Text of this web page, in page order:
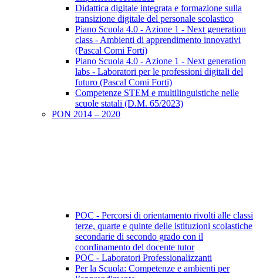
Didattica digitale integrata e formazione sulla
transizione digitale del personale scolastico
Piano Scuola 4.0 - Azione 1 - Next generation
class - Ambienti di apprendimento innovativi
(Pascal Comi Forti)
Piano Scuola 4.0 - Azione 1 - Next generation
labs - Laboratori per le professioni digitali del
futuro (Pascal Comi Forti)
Competenze STEM e multilinguistiche nelle
scuole statali (D.M. 65/2023)
PON 2014 – 2020
POC - Percorsi di orientamento rivolti alle classi
terze, quarte e quinte delle istituzioni scolastiche
secondarie di secondo grado con il
coordinamento del docente tutor
POC - Laboratori Professionalizzanti
Per la Scuola: Competenze e ambienti per